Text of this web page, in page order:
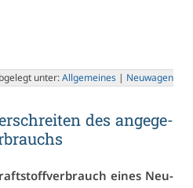
un­ter:All­ge­mei­nes | Neu­wa­gen
des an­ge­ge­
ei­nes Neu­